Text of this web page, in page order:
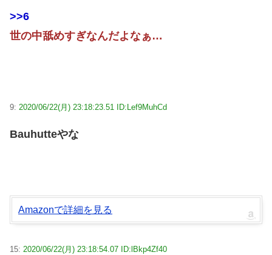
>>6
世の中舐めすぎなんだよなぁ…
9: 2020/06/22(月) 23:18:23.51 ID:Lef9MuhCd
Bauhutteやな
Amazonで詳細を見る
15: 2020/06/22(月) 23:18:54.07 ID:lBkp4Zf40